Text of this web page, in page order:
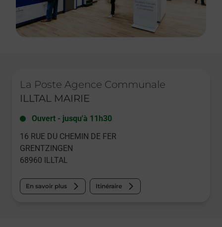
La Poste Agence Communale
ILLTAL MAIRIE
Ouvert - jusqu'à 11h30
16 RUE DU CHEMIN DE FER
GRENTZINGEN
68960 ILLTAL
En savoir plus Itinéraire